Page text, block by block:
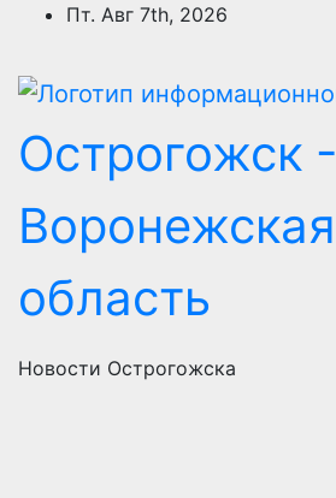
Перейти
содержимому
Пт. Авг 7th, 2026
Острогожск -
Воронежская
область
Новости Острогожска